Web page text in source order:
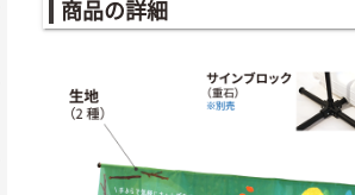
商品の詳細